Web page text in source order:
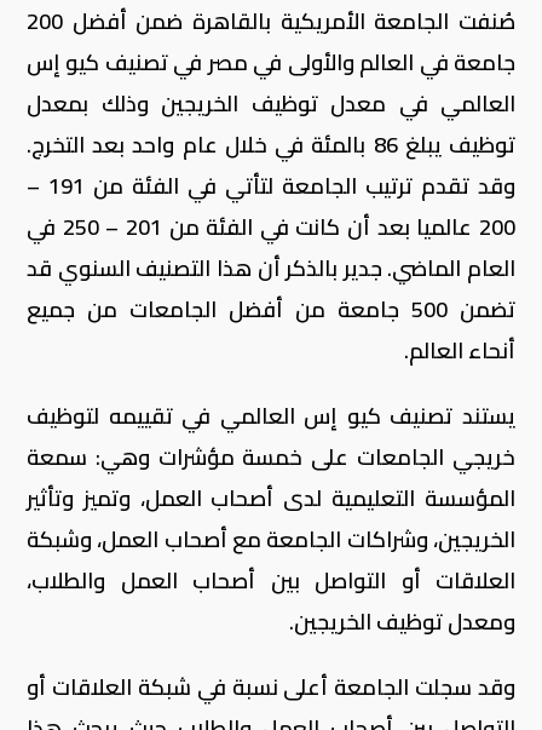
صُنفت الجامعة الأمريكية بالقاهرة ضمن أفضل 200
جامعة في العالم والأولى في مصر في تصنيف كيو إس
العالمي في معدل توظيف الخريجين وذلك بمعدل
توظيف يبلغ 86 بالمئة في خلال عام واحد بعد التخرج.
وقد تقدم ترتيب الجامعة لتأتي في الفئة من 191 –
200 عالميا بعد أن كانت في الفئة من 201 – 250 في
العام الماضي. جدير بالذكر أن هذا التصنيف السنوي قد
تضمن 500 جامعة من أفضل الجامعات من جميع
أنحاء العالم.
يستند تصنيف كيو إس العالمي في تقييمه لتوظيف
خريجي الجامعات على خمسة مؤشرات وهي: سمعة
المؤسسة التعليمية لدى أصحاب العمل، وتميز وتأثير
الخريجين، وشراكات الجامعة مع أصحاب العمل، وشبكة
العلاقات أو التواصل بين أصحاب العمل والطلاب،
ومعدل توظيف الخريجين.
وقد سجلت الجامعة أعلى نسبة في شبكة العلاقات أو